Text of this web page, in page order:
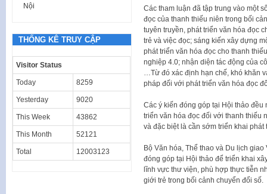
Các tham luận đã tập trung vào một
đọc của thanh thiếu niên trong bối
tuyên truyền, phát triển văn hóa đọc
trẻ và việc đọc; sáng kiến xây dựng
phát triển văn hóa đọc cho thanh
nghiệp 4.0; nhận diện tác động của
…Từ đó xác định hạn chế, khó khăn
pháp đối với phát triển văn hóa đọc
Các ý kiến đóng góp tại Hội thảo đều
triển văn hóa đọc đối với thanh thiếu
và đặc biệt là cần sớm triển khai
Bộ Văn hóa, Thể thao và Du lịch
đóng góp tại Hội thảo để triển khai
lĩnh vực thư viện, phù hợp thực tiễn
giới trẻ trong bối cảnh chuyển đổi số.
Nội
THỐNG KÊ TRUY CẬP
Visitor Status
Today 8259
Yesterday 9020
This Week 43862
This Month 52121
Total 12003123